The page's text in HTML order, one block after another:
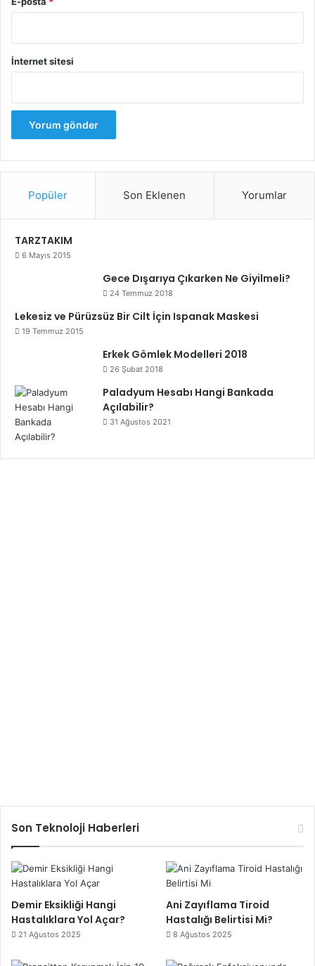
İnternet sitesi
Popüler Son Eklenen Yorumlar
TARZTAKIM
6 Mayıs 2015
Gece Dışarıya Çıkarken Ne Giyilmeli?
24 Temmuz 2018
Lekesiz ve Pürüzsüz Bir Cilt İçin Ispanak Maskesi
19 Temmuz 2015
Erkek Gömlek Modelleri 2018
26 Şubat 2018
Paladyum Hesabı Hangi Bankada
Açılabilir?
31 Ağustos 2021
Son Teknoloji Haberleri
Demir Eksikliği Hangi
Hastalıklara Yol Açar?
21 Ağustos 2025
Ani Zayıflama Tiroid
Hastalığı Belirtisi Mi?
8 Ağustos 2025